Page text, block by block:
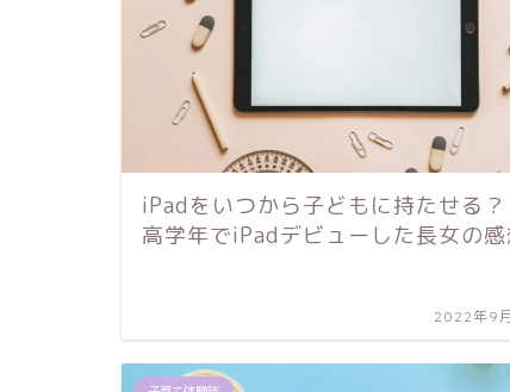
iPadをいつから子どもに持たせる
高学年でiPadデビューした長女の
2022年9